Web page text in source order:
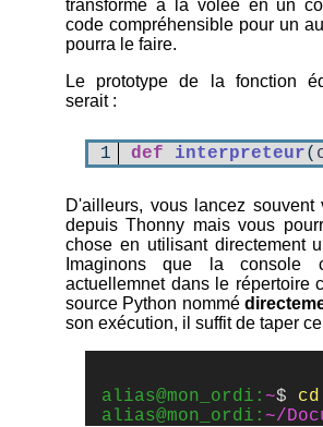
transforme à la volée en un
code compréhensible pour un
pourra le faire.
Le prototype de la fonction
serait :
1 def interpreteur(
D'ailleurs, vous lancez souvent
depuis Thonny mais vous
chose en utilisant directement
Imaginons que la console
actuellemnet dans le répertoire
source Python nommé
son exécution, il suffit de taper
alias@mon_ordi: ~$
alias@mon_ordi: ~/